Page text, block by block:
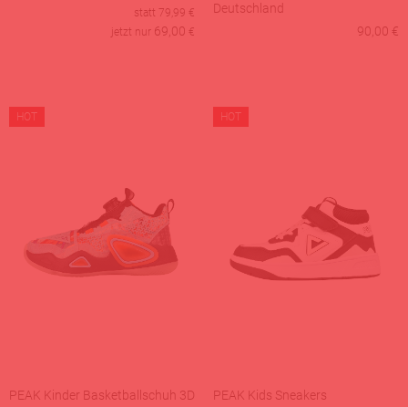
statt 79,99 €
jetzt nur 69,00 €
Deutschland
90,00 €
HOT
PEAK Kinder Basketballschuh 3D
HOT
PEAK Kids Sneakers